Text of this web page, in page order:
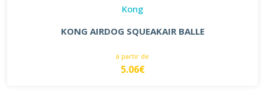
Kong
KONG AIRDOG SQUEAKAIR BALLE
à partir de
5.06€